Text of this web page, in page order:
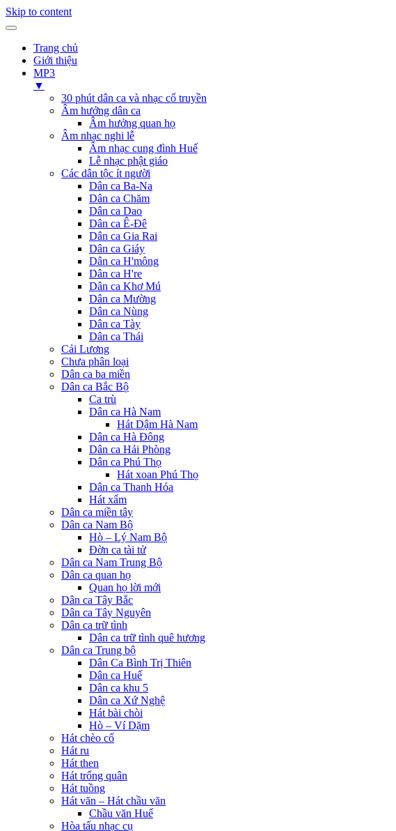
Skip to content
Trang chủ
Giới thiệu
MP3
▼
30 phút dân ca và nhạc cổ truyền
Âm hưởng dân ca
Âm hưởng quan họ
Âm nhạc nghi lễ
Âm nhạc cung đình Huế
Lễ nhạc phật giáo
Các dân tộc ít người
Dân ca Ba-Na
Dân ca Chăm
Dân ca Dao
Dân ca Ê-Đê
Dân ca Gia Rai
Dân ca Giáy
Dân ca H'mông
Dân ca H're
Dân ca Khơ Mú
Dân ca Mường
Dân ca Nùng
Dân ca Tày
Dân ca Thái
Cải Lương
Chưa phân loại
Dân ca ba miền
Dân ca Bắc Bộ
Ca trù
Dân ca Hà Nam
Hát Dậm Hà Nam
Dân ca Hà Đông
Dân ca Hải Phòng
Dân ca Phú Thọ
Hát xoan Phú Thọ
Dân ca Thanh Hóa
Hát xẩm
Dân ca miền tây
Dân ca Nam Bộ
Hò – Lý Nam Bộ
Đờn ca tài tử
Dân ca Nam Trung Bộ
Dân ca quan họ
Quan họ lời mới
Dân ca Tây Bắc
Dân ca Tây Nguyên
Dân ca trữ tình
Dân ca trữ tình quê hương
Dân ca Trung bộ
Dân Ca Bình Trị Thiên
Dân ca Huế
Dân ca khu 5
Dân ca Xứ Nghệ
Hát bài chòi
Hò – Ví Dặm
Hát chèo cổ
Hát ru
Hát then
Hát trống quân
Hát tuồng
Hát văn – Hát chầu văn
Chầu văn Huế
Hòa tấu nhạc cụ